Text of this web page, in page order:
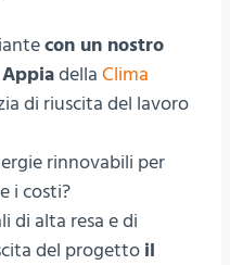
con un nostro
della Clima
di riuscita del lavoro
rinnovabili per
i costi?
di alta resa e di
del progetto il